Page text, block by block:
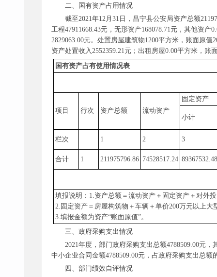
二、国有资产占用情况
截至2021年12月31日，昌宁县公安局资产总额
工程47911668.43元，无形资产168078.71元，其他资
2829063.00元。处置房屋建筑物1200平方米，账面原
资产处置收入2552359.21元；出租房屋0.00平方米，账
国有资产占有使用情况表
项目 行次 资产总额 流动资产
固定资产
小计
栏次 1 2 3
合计 1 211975796.86 74528517.24 89367532.48
填报说明： 1.资产总额＝流动资产＋固定资产＋对外
2.固定资产＝房屋构筑物＋车辆＋单价200万元以上大
3.填报金额为资产“账面原值”。
三、政府采购支出情况
2021年度，部门政府采购支出总额4788509.00元
中小企业合同金额4788509.00元，占政府采购支出总额
四、部门绩效自评情况